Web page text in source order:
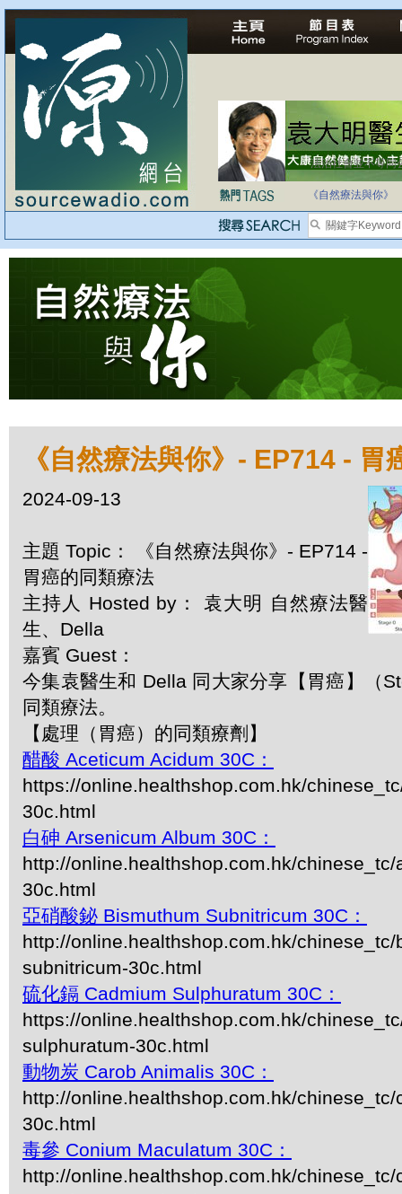
法治社會並不等同
自家教育合法化-
《自然療法與你》
《自然療法與你》- EP714 - 胃
2024-09-13
主題 Topic： 《自然療法與你》- EP714 -
胃癌的同類療法
主持人 Hosted by： 袁大明 自然療法醫
生、Della
嘉賓 Guest：
今集袁醫生和 Della 同大家分享【胃癌】（
同類療法。
【處理（胃癌）的同類療劑】
醋酸 Aceticum Acidum 30C：
https://online.healthshop.com.hk/
30c.html
白砷 Arsenicum Album 30C：
http://online.healthshop.com.hk/
30c.html
亞硝酸鉍 Bismuthum Subnitricum 30C：
http://online.healthshop.com.hk/chinese_tc/
subnitricum-30c.html
硫化鎘 Cadmium Sulphuratum 30C：
https://online.healthshop.com.hk/
sulphuratum-30c.html
動物炭 Carob Animalis 30C：
http://online.healthshop.com.hk/
30c.html
毒參 Conium Maculatum 30C：
http://online.healthshop.com.hk/chinese_tc/